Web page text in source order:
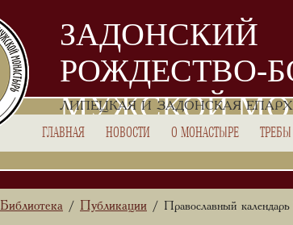
ЗАДОНСКИЙ
РОЖДЕСТВО-
МУЖСКОЙ
ЛИПЕЦКАЯ И ЗАДОНСКАЯ
ГЛАВНАЯ НОВОСТИ О МОНАСТЫРЕ ТРЕБЫ
Библиотека / Публикации / Православный